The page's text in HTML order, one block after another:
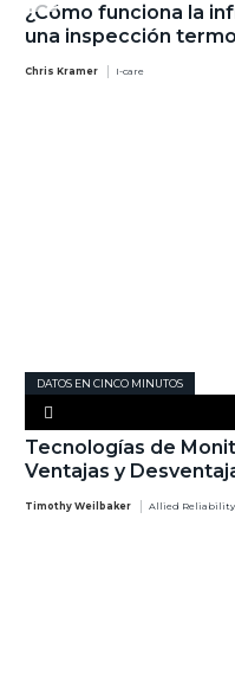
¿Cómo funciona la
una inspección
Chris Kramer I-care
DATOS EN CINCO MINUTOS
Tecnologías de
Ventajas y
Timothy Weilbaker Allied